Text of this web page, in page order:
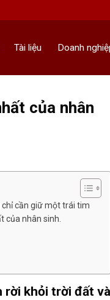
Tài liệu Doanh
của nhân
cần giữ một trái tim
của nhân sinh.
rời khỏi trời đất và